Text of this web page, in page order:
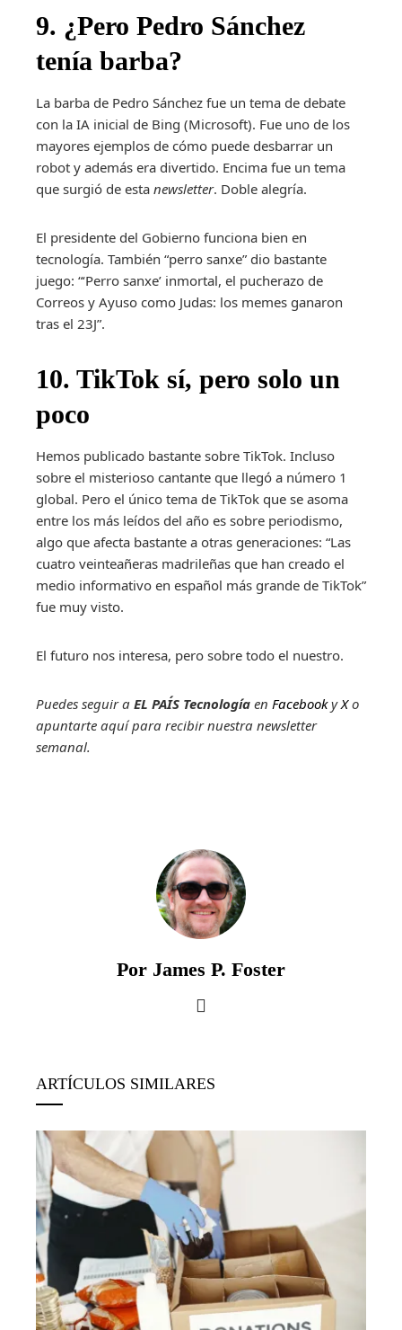
9. ¿Pero Pedro Sánchez
tenía barba?
La barba de Pedro Sánchez fue un tema de debate
con la IA inicial de Bing (Microsoft). Fue uno de los
mayores ejemplos de cómo puede desbarrar un
robot y además era divertido. Encima fue un tema
que surgió de esta newsletter. Doble alegría.
El presidente del Gobierno funciona bien en
tecnología. También “perro sanxe” dio bastante
juego: “‘Perro sanxe’ inmortal, el pucherazo de
Correos y Ayuso como Judas: los memes ganaron
tras el 23J”.
10. TikTok sí, pero solo un
poco
Hemos publicado bastante sobre TikTok. Incluso
sobre el misterioso cantante que llegó a número 1
global. Pero el único tema de TikTok que se asoma
entre los más leídos del año es sobre periodismo,
algo que afecta bastante a otras generaciones: “Las
cuatro veinteañeras madrileñas que han creado el
medio informativo en español más grande de TikTok”
fue muy visto.
El futuro nos interesa, pero sobre todo el nuestro.
Puedes seguir a EL PAÍS Tecnología en FacebookyXo
apuntarte aquí para recibir nuestra newsletter
semanal.
Por James P. Foster
ARTÍCULOS SIMILARES